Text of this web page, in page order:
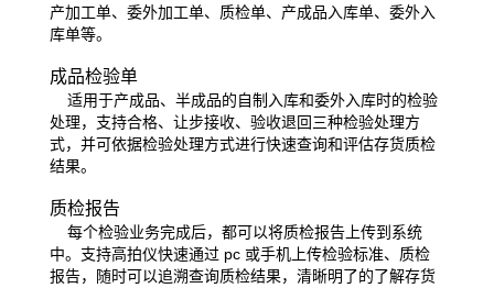
产加工单、委外加工单、质检单、产成品入库单、委外入
库单等。
成品检验单
适用于产成品、半成品的自制入库和委外入库时的检验
处理，支持合格、让步接收、验收退回三种检验处理方
式，并可依据检验处理方式进行快速查询和评估存货质检
结果。
质检报告
每个检验业务完成后，都可以将质检报告上传到系统
中。支持高拍仪快速通过 pc 或手机上传检验标准、质检
报告，随时可以追溯查询质检结果，清晰明了的了解存货